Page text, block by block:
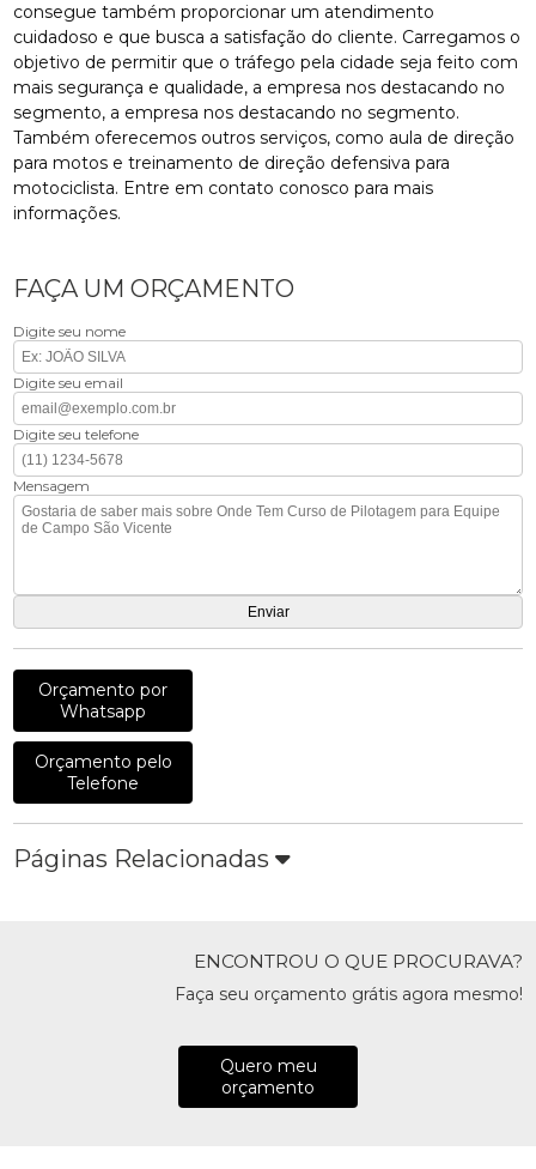
consegue também proporcionar um atendimento
cuidadoso e que busca a satisfação do cliente. Carregamos o
objetivo de permitir que o tráfego pela cidade seja feito com
mais segurança e qualidade, a empresa nos destacando no
segmento, a empresa nos destacando no segmento.
Também oferecemos outros serviços, como aula de direção
para motos e treinamento de direção defensiva para
motociclista. Entre em contato conosco para mais
informações.
FAÇA UM ORÇAMENTO
Digite seu nome
Digite seu email
Digite seu telefone
Mensagem
Orçamento por
Whatsapp
Orçamento pelo
Telefone
Páginas Relacionadas
ENCONTROU O QUE PROCURAVA?
Faça seu orçamento grátis agora mesmo!
Quero meu
orçamento